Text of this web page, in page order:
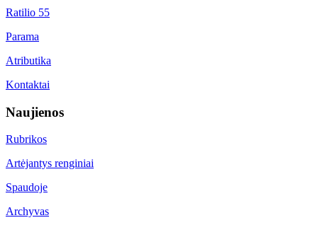
Ratilio 55
Parama
Atributika
Kontaktai
Naujienos
Rubrikos
Artėjantys renginiai
Spaudoje
Archyvas